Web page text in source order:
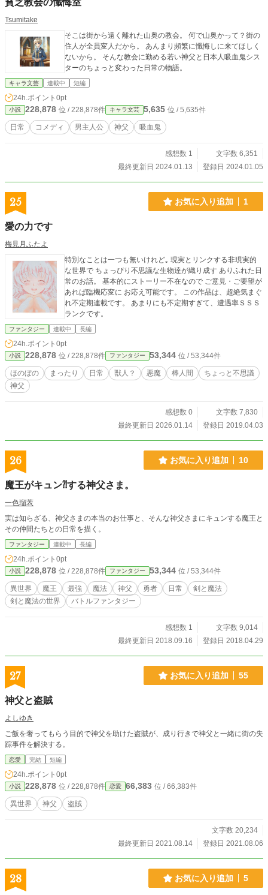
貧乏教会の懺悔室
Tsumitake
そこは街から遠く離れた山奥の教会。 何で山奥かって？街の
住人が全員変人だから。 あんまり頻繁に懺悔しに来てほしく
ないから。 そんな教会に勤める若い神父と日本人吸血鬼シス
ターのちょっと変わった日常の物語。
キャラ文芸 連載中 短編
24h.ポイント 0pt
小説 228,878 位 / 228,878件 キャラ文芸 5,635 位 / 5,635件
日常 コメディ 男主人公 神父 吸血鬼
感想数 1
文字数 6,351
最終更新日 2024.01.13
登録日 2024.01.05
25 お気に入り追加 1
愛の力です
梅見月ふたよ
特別なことは一つも無いけれど｡ 現実とリンクする非現実的
な世界で ちょっぴり不思議な生物達が織り成す ありふれた日
常のお話。 基本的にストーリー不在なので ご意見・ご要望が
あれば臨機応変に お応え可能です。 この作品は、超絶気まぐ
れ不定期連載です。 あまりにも不定期すぎて、遭遇率ＳＳＳ
ランクです。
ファンタジー 連載中 長編
24h.ポイント 0pt
小説 228,878 位 / 228,878件 ファンタジー 53,344 位 / 53,344件
ほのぼの まったり 日常 獣人？ 悪魔 棒人間
ちょっと不思議
神父
感想数 0
文字数 7,830
最終更新日 2026.01.14
登録日 2019.04.03
26 お気に入り追加 10
魔王がキュン⁈する神父さま。
一色瑠䒾
実は知らざる、神父さまの本当のお仕事と、そんな神父さまにキュンする魔王と
その仲間たちとの日常を描く。
ファンタジー 連載中 長編
24h.ポイント 0pt
小説 228,878 位 / 228,878件 ファンタジー 53,344 位 / 53,344件
異世界 魔王 最強 魔法 神父 勇者 日常
剣と魔法
剣と魔法の世界
バトルファンタジー
感想数 1
文字数 9,014
最終更新日 2018.09.16
登録日 2018.04.29
27 お気に入り追加 55
神父と盗賊
よしゆき
ご飯を奢ってもらう目的で神父を助けた盗賊が、成り行きで神父と一緒に街の失
踪事件を解決する。
恋愛 完結 短編
24h.ポイント 0pt
小説 228,878 位 / 228,878件 恋愛 66,383 位 / 66,383件
異世界 神父 盗賊
文字数 20,234
最終更新日 2021.08.14
登録日 2021.08.06
28 お気に入り追加 5